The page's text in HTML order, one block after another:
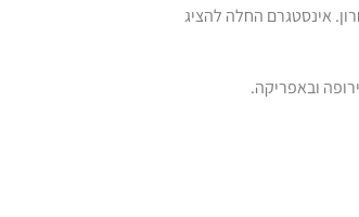
אינסטגרם החלה להציג